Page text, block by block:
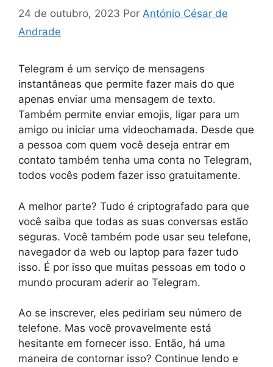
24 de outubro, 2023 Por António César de
Andrade
Telegram é um serviço de mensagens
instantâneas que permite fazer mais do que
apenas enviar uma mensagem de texto.
Também permite enviar emojis, ligar para um
amigo ou iniciar uma videochamada. Desde que
a pessoa com quem você deseja entrar em
contato também tenha uma conta no Telegram,
todos vocês podem fazer isso gratuitamente.
A melhor parte? Tudo é criptografado para que
você saiba que todas as suas conversas estão
seguras. Você também pode usar seu telefone,
navegador da web ou laptop para fazer tudo
isso. É por isso que muitas pessoas em todo o
mundo procuram aderir ao Telegram.
Ao se inscrever, eles pediriam seu número de
telefone. Mas você provavelmente está
hesitante em fornecer isso. Então, há uma
maneira de contornar isso? Continue lendo e